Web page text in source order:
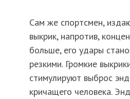
Сам же спортсмен,
выкрик, напротив,
больше, его удары
резкими. Громкие
стимулируют выброс
кричащего человека.